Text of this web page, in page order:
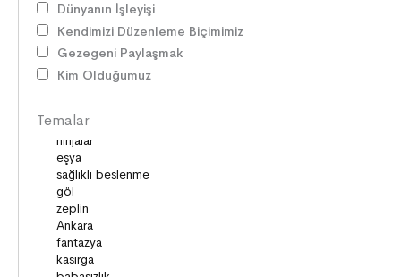
SAĞLIK
OKUMA KÜLTÜRÜ
GELENEKLER
DESTANLAR
SANAT
DEĞERLERİMİZ
ÇOCUK DÜNYASI
TARİH
VATANDAŞLIK
MİLLİ KÜLTÜR
Dünyanın İşleyişi
Kendimizi Düzenleme Biçimimiz
Gezegeni Paylaşmak
Kim Olduğumuz
Temalar